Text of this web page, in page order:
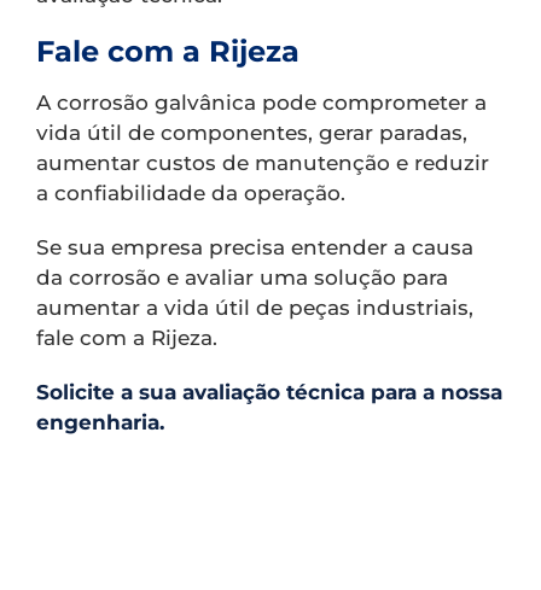
Fale com a Rijeza
A corrosão galvânica pode comprometer a
vida útil de componentes, gerar paradas,
aumentar custos de manutenção e reduzir
a confiabilidade da operação.
Se sua empresa precisa entender a causa
da corrosão e avaliar uma solução para
aumentar a vida útil de peças industriais,
fale com a Rijeza.
Solicite a sua avaliação técnica para a nossa
engenharia.